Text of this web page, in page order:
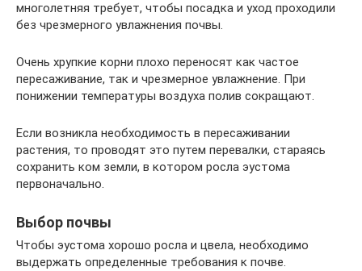
многолетняя требует, чтобы посадка и уход проходили
без чрезмерного увлажнения почвы.
Очень хрупкие корни плохо переносят как частое
пересаживание, так и чрезмерное увлажнение. При
понижении температуры воздуха полив сокращают.
Если возникла необходимость в пересаживании
растения, то проводят это путем перевалки, стараясь
сохранить ком земли, в котором росла эустома
первоначально.
Выбор почвы
Чтобы эустома хорошо росла и цвела, необходимо
выдержать определенные требования к почве.